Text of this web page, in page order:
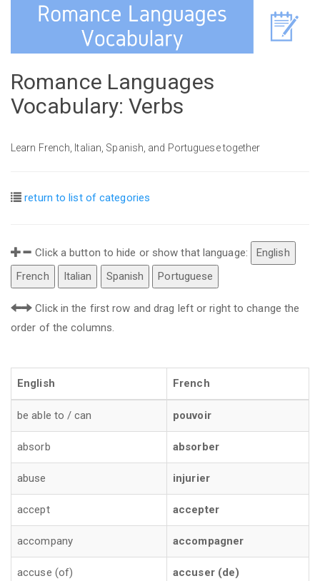
Romance Languages
Vocabulary: Verbs
Learn French, Italian, Spanish, and Portuguese together
return to list of categories
Click a button to hide or show that language:
English
French
Italian Spanish Portuguese
Click in the first row and drag left or right to change the
order of the columns.
English French
be able to / can pouvoir
absorb absorber
abuse injurier
accept accepter
accompany accompagner
accuse (of) accuser (de)